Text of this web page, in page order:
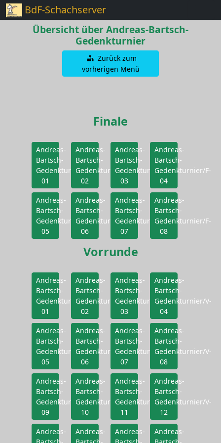
BdF-Schachserver
Übersicht über Andreas-Bartsch-
Gedenkturnier
Zurück zum
vorherigen Menü
Finale
Andreas-
Bartsch-
Gedenkturnier/F-
01
Andreas-
Bartsch-
Gedenkturnier/F-
02
Andreas-
Bartsch-
Gedenkturnier/F-
03
Andreas-
Bartsch-
Gedenkturnier/F-
04
Andreas-
Bartsch-
Gedenkturnier/F-
05
Andreas-
Bartsch-
Gedenkturnier/F-
06
Andreas-
Bartsch-
Gedenkturnier/F-
07
Andreas-
Bartsch-
Gedenkturnier/F-
08
Vorrunde
Andreas-
Bartsch-
Gedenkturnier/V-
01
Andreas-
Bartsch-
Gedenkturnier/V-
02
Andreas-
Bartsch-
Gedenkturnier/V-
03
Andreas-
Bartsch-
Gedenkturnier/V-
04
Andreas-
Bartsch-
Gedenkturnier/V-
05
Andreas-
Bartsch-
Gedenkturnier/V-
06
Andreas-
Bartsch-
Gedenkturnier/V-
07
Andreas-
Bartsch-
Gedenkturnier/V-
08
Andreas-
Bartsch-
Gedenkturnier/V-
09
Andreas-
Bartsch-
Gedenkturnier/V-
10
Andreas-
Bartsch-
Gedenkturnier/V-
11
Andreas-
Bartsch-
Gedenkturnier/V-
12
Andreas-
Andreas-
Andreas-
Andreas-